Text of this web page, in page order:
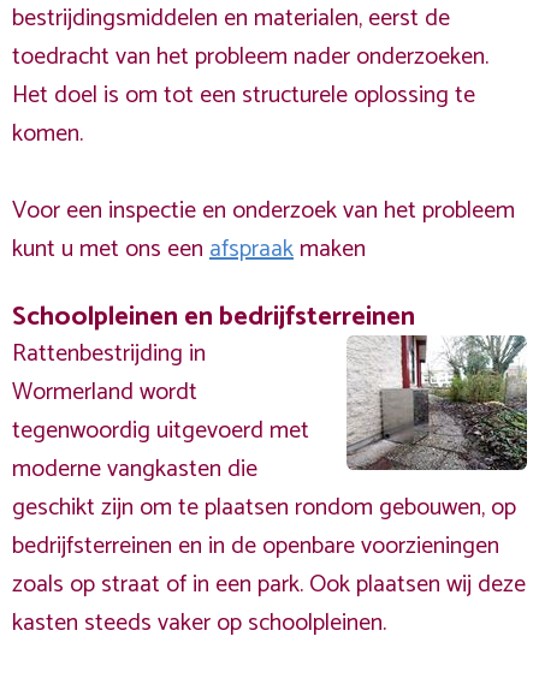
bestrijdingsmiddelen en materialen, eerst de
toedracht van het probleem nader onderzoeken.
Het doel is om tot een structurele oplossing te
komen.
Voor een inspectie en onderzoek van het probleem
kunt u met ons eenafspraakmaken
Schoolpleinen en bedrijfsterreinen
Rattenbestrijding in
Wormerland wordt
tegenwoordig uitgevoerd met
moderne vangkasten die
geschikt zijn om te plaatsen rondom gebouwen, op
bedrijfsterreinen en in de openbare voorzieningen
zoals op straat of in een park. Ook plaatsen wij deze
kasten steeds vaker op schoolpleinen.